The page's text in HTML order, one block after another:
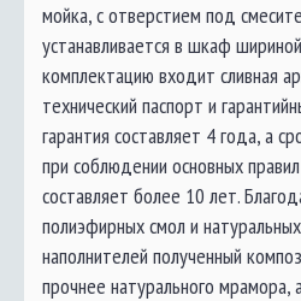
мойка, с отверстием под
устанавливается в шкаф
комплектацию входит сливная
технический паспорт и
гарантия составляет 4 года, а
при соблюдении основных
составляет более 10 лет.
полиэфирных смол и
наполнителей полученный
прочнее натурального мрамора,